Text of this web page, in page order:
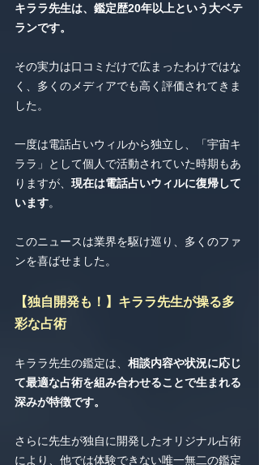
キララ先生は、鑑定歴20年以上という大ベテ
ランです。
その実力は口コミだけで広まったわけではな
く、多くのメディアでも高く評価されてきま
した。
一度は電話占いウィルから独立し、「宇宙キ
ララ」として個人で活動されていた時期もあ
りますが、 現在は電話占いウィルに復帰して
います。
このニュースは業界を駆け巡り、多くのファ
ンを喜ばせました。
【独自開発も！】キララ先生が操る多
彩な占術
キララ先生の鑑定は、 相談内容や状況に応じ
て最適な占術を組み合わせることで生まれる
深みが特徴です。
さらに先生が独自に開発したオリジナル占術
により、他では体験できない唯一無二の鑑定